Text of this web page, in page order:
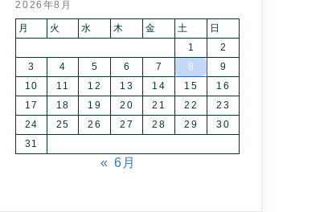
2026年8月
月 火 水 木 金 土
日
1
2
3
4 5 6 7 8
9
10
11 12 13 14 15
16
17
18 19 20 21 22
23
24
25 26 27 28 29
30
31
« 6月